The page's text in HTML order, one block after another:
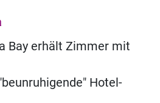
Bay erhält Zimmer mit
Hotel-